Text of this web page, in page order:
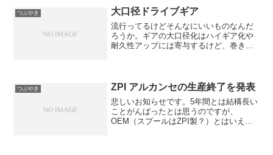
つぶやき 大口径ドライブギア
流行ってるけどそんなにいいものなんだ
ろうか。ギアの大口径化はハイギア化や
耐久性アップには寄与するけど、巻き上
いものを動かすわけだから...
つぶやき ZPI アルカンセの生産終了を発表
悲しいお知らせです。5年間とは結構長い
ことがんばったとは思うのですが、
OEM（スプールはZPI製？）とはいえ、